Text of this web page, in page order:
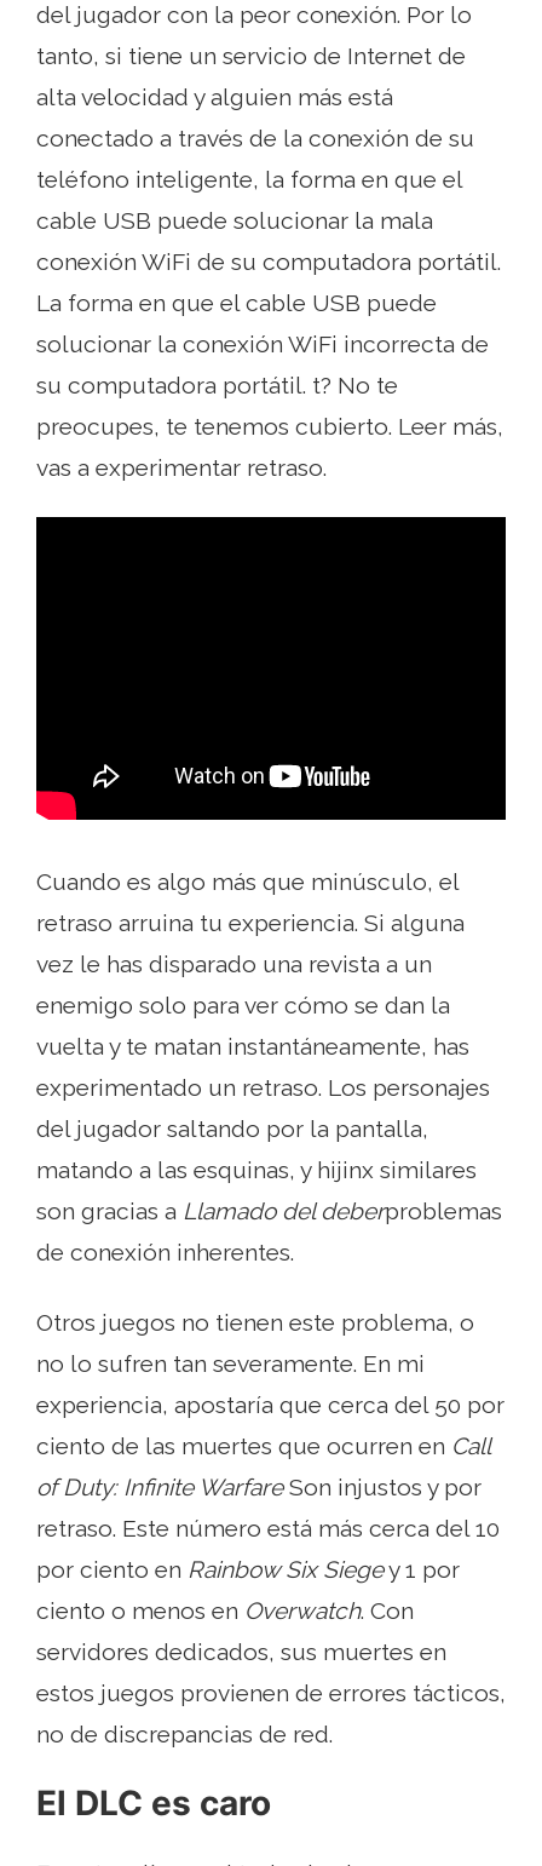
del jugador con la peor conexión. Por lo
tanto, si tiene un servicio de Internet de
alta velocidad y alguien más está
conectado a través de la conexión de su
teléfono inteligente, la forma en que el
cable USB puede solucionar la mala
conexión WiFi de su computadora portátil.
La forma en que el cable USB puede
solucionar la conexión WiFi incorrecta de
su computadora portátil. t? No te
preocupes, te tenemos cubierto. Leer más,
vas a experimentar retraso.
Cuando es algo más que minúsculo, el
retraso arruina tu experiencia. Si alguna
vez le has disparado una revista a un
enemigo solo para ver cómo se dan la
vuelta y te matan instantáneamente, has
experimentado un retraso. Los personajes
del jugador saltando por la pantalla,
matando a las esquinas, y hijinx similares
son gracias a Llamado del deberproblemas
de conexión inherentes.
Otros juegos no tienen este problema, o
no lo sufren tan severamente. En mi
experiencia, apostaría que cerca del 50 por
ciento de las muertes que ocurren en Call
of Duty: Infinite WarfareSon injustos y por
retraso. Este número está más cerca del 10
por ciento en Rainbow Six Siegey 1 por
ciento o menos en Overwatch. Con
servidores dedicados, sus muertes en
estos juegos provienen de errores tácticos,
no de discrepancias de red.
El DLC es caro